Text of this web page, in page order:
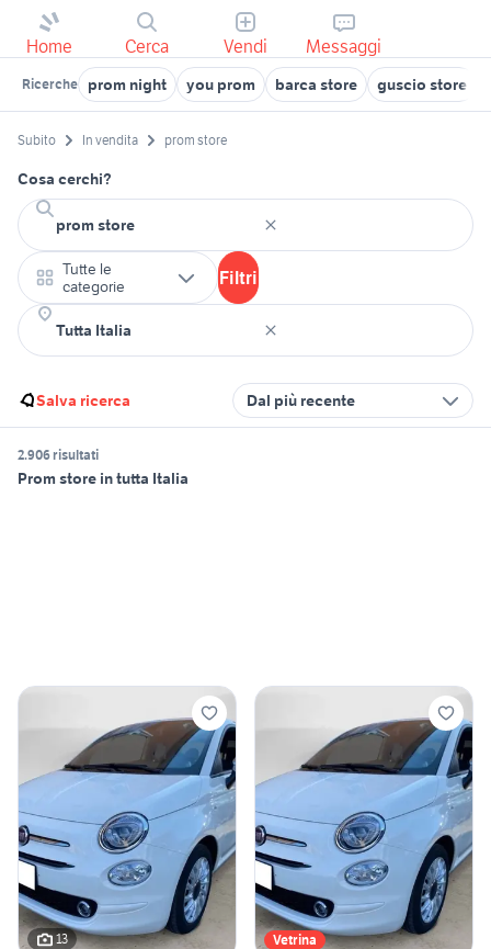
Home Cerca Vendi Messaggi
Ricerche prom night you prom barca store guscio store
Subito In vendita prom store
Cosa cerchi?
Tutte le
categorie
Filtri
Salva ricerca Dal più recente
2.906 risultati
Prom store in tutta Italia
13 Vetrina